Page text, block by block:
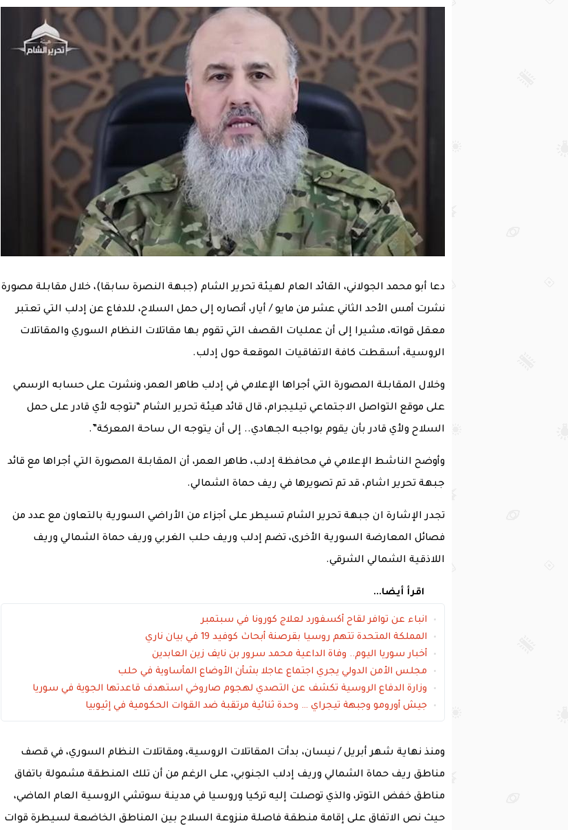
دعا أبو محمد الجولاني، القائد العام لهيئة تحرير الشام (جبهة النصرة سابقا)، خلال مقابلة مصورة
نشرت أمس الأحد الثاني عشر من مايو / أيار، أنصاره إلى حمل السلاح، للدفاع عن إدلب التي تعتبر
معقل قواته، مشيرا إلى أن عمليات القصف التي تقوم بها مقاتلات النظام السوري والمقاتلات
الروسية، أسقطت كافة الاتفاقيات الموقعة حول إدلب.
وخلال المقابلة المصورة التي أجراها الإعلامي في إدلب طاهر العمر، ونشرت على حسابه الرسمي
على موقع التواصل الاجتماعي تيليجرام، قال قائد هيئة تحرير الشام “نتوجه لأي قادر على حمل
السلاح ولأي قادر بأن يقوم بواجبه الجهادي.. إلى أن يتوجه الى ساحة المعركة”.
وأوضح الناشط الإعلامي في محافظة إدلب، طاهر العمر، أن المقابلة المصورة التي أجراها مع قائد
جبهة تحرير اشام، قد تم تصويرها في ريف حماة الشمالي.
تجدر الإشارة ان جبهة تحرير الشام تسيطر على أجزاء من الأراضي السورية بالتعاون مع عدد من
فصائل المعارضة السورية الأخرى، تضم إدلب وريف حلب الغربي وريف حماة الشمالي وريف
اللاذقية الشمالي الشرقي.
اقرأ أيضا...
انباء عن توافر ‏لقاح أكسفورد لعلاج ‎كورونا في سبتمبر
المملكة المتحدة تتهم روسيا بقرصنة أبحاث كوفيد 19 في بيان ناري
أخبار سوريا اليوم.. وفاة الداعية محمد سرور بن نايف زين العابدين
مجلس الأمن الدولي يجري اجتماع عاجلا بشأن الأوضاع المأساوية في حلب
وزارة الدفاع الروسية تكشف عن التصدي لهجوم صاروخي استهدف قاعدتها الجوية في سوريا
جيش أورومو وجبهة تيجراي … وحدة ثنائية مرتقبة ضد القوات الحكومية في إثيوبيا
ومنذ نهاية شهر أبريل / نيسان، بدأت المقاتلات الروسية، ومقاتلات النظام السوري، في قصف
مناطق ريف حماة الشمالي وريف إدلب الجنوبي، على الرغم من أن تلك المنطقة مشمولة باتفاق
مناطق خفض التوتر، والذي توصلت إليه تركيا وروسيا في مدينة سوتشي الروسية العام الماضي،
حيث نص الاتفاق على إقامة منطقة فاصلة منزوعة السلاح بين المناطق الخاضعة لسيطرة قوات